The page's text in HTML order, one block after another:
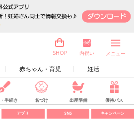
赤ちゃん・育児 妊活
SHOP 内祝い メニュー
手続き 名づけ 出産準備 優待パス
アプリ SNS キャンペーン